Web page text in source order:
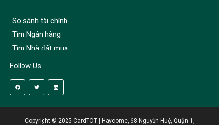
So sánh tài chính
Tìm Ngân hàng
Tìm Nhà đất mua
Follow Us
Copyright © 2025 CardTOT | Haycome, 68 Nguyễn Huệ, Quận 1,